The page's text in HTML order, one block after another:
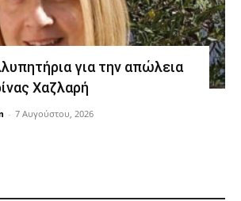
για την απώλεια
Χαζλαρή
- 7 Αυγούστου, 2026